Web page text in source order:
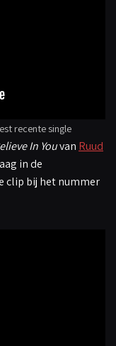
recente single
In Youvan Ruud
in de
clip bij het nummer